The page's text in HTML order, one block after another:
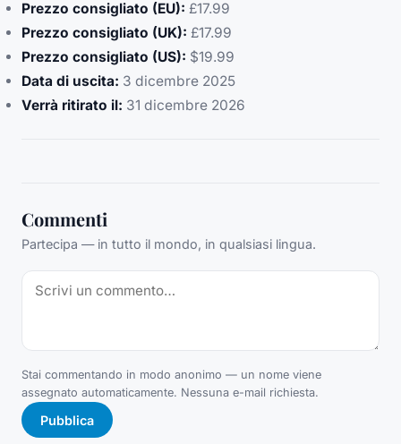
Prezzo consigliato (EU): £17.99
Prezzo consigliato (UK): £17.99
Prezzo consigliato (US): $19.99
Data di uscita: 3 dicembre 2025
Verrà ritirato il: 31 dicembre 2026
Commenti
Partecipa — in tutto il mondo, in qualsiasi lingua.
Stai commentando in modo anonimo — un nome viene
assegnato automaticamente. Nessuna e-mail richiesta.
Pubblica